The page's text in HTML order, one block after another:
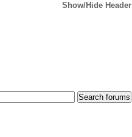
Show/Hide Header